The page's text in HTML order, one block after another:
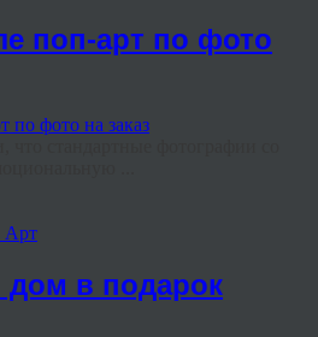
поп-арт по фото
Арт
в подарок